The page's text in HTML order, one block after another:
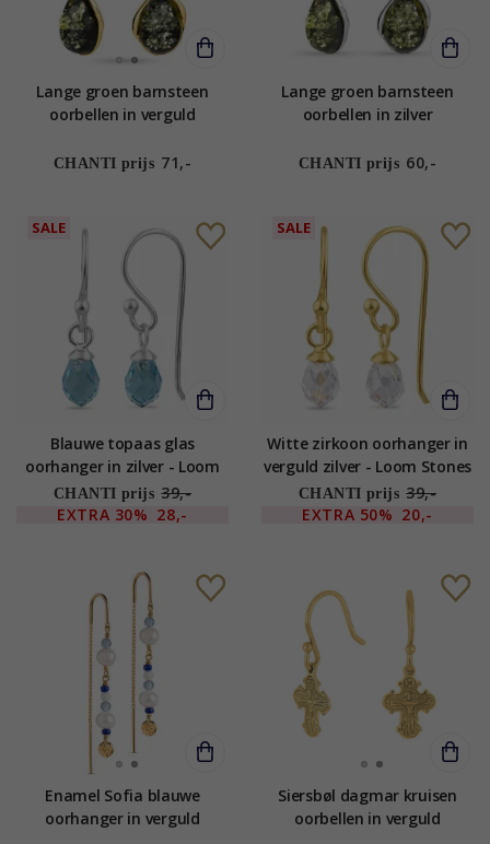
Lange groen barnsteen
oorbellen in verguld
CHANTI prijs 71,-
Lange groen barnsteen
oorbellen in zilver
CHANTI prijs 60,-
SALE
Blauwe topaas glas
oorhanger in zilver - Loom
Stones
CHANTI prijs 39,-
EXTRA 30% 28,-
SALE
Witte zirkoon oorhanger in
verguld zilver - Loom Stones
CHANTI prijs 39,-
EXTRA 50% 20,-
Enamel Sofia blauwe
oorhanger in verguld
Siersbøl dagmar kruisen
oorbellen in verguld